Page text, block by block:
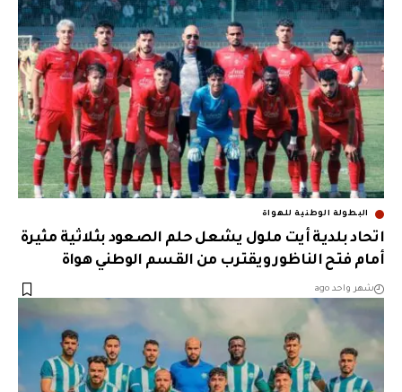
البطولة الوطنية للهواة
اتحاد بلدية أيت ملول يشعل حلم الصعود بثلاثية مثيرة
أمام فتح الناظور ويقترب من القسم الوطني هواة
شهر واحد ago